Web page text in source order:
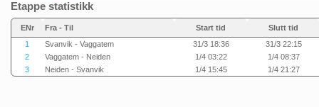
Etappe statistikk
ENr Fra - Til Start tid
Slutt tid
1
Svanvik - Vaggatem 31/3 18:36
31/3 22:15
2
Vaggatem - Neiden 1/4 03:22
1/4 08:37
3
Neiden - Svanvik 1/4 15:45 1/4 21:27